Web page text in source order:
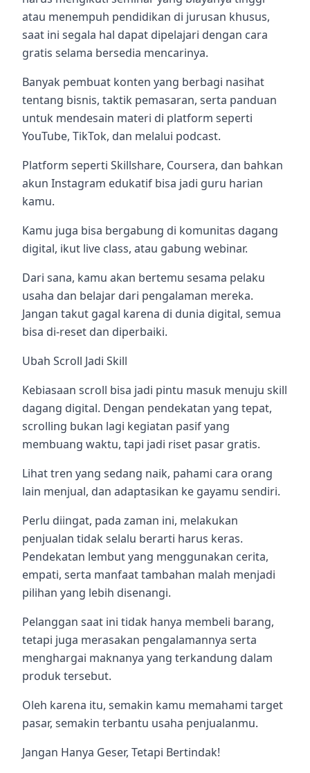
atau menempuh pendidikan di jurusan khusus,
saat ini segala hal dapat dipelajari dengan cara
gratis selama bersedia mencarinya.
Banyak pembuat konten yang berbagi nasihat
tentang bisnis, taktik pemasaran, serta panduan
untuk mendesain materi di platform seperti
YouTube, TikTok, dan melalui podcast.
Platform seperti Skillshare, Coursera, dan bahkan
akun Instagram edukatif bisa jadi guru harian
kamu.
Kamu juga bisa bergabung di komunitas dagang
digital, ikut live class, atau gabung webinar.
Dari sana, kamu akan bertemu sesama pelaku
usaha dan belajar dari pengalaman mereka.
Jangan takut gagal karena di dunia digital, semua
bisa di-reset dan diperbaiki.
Ubah Scroll Jadi Skill
Kebiasaan scroll bisa jadi pintu masuk menuju skill
dagang digital. Dengan pendekatan yang tepat,
scrolling bukan lagi kegiatan pasif yang
membuang waktu, tapi jadi riset pasar gratis.
Lihat tren yang sedang naik, pahami cara orang
lain menjual, dan adaptasikan ke gayamu sendiri.
Perlu diingat, pada zaman ini, melakukan
penjualan tidak selalu berarti harus keras.
Pendekatan lembut yang menggunakan cerita,
empati, serta manfaat tambahan malah menjadi
pilihan yang lebih disenangi.
Pelanggan saat ini tidak hanya membeli barang,
tetapi juga merasakan pengalamannya serta
menghargai maknanya yang terkandung dalam
produk tersebut.
Oleh karena itu, semakin kamu memahami target
pasar, semakin terbantu usaha penjualanmu.
Jangan Hanya Geser, Tetapi Bertindak!